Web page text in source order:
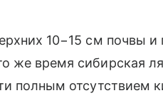
10−15 см почвы и
же время сибирская
полным отсутствием